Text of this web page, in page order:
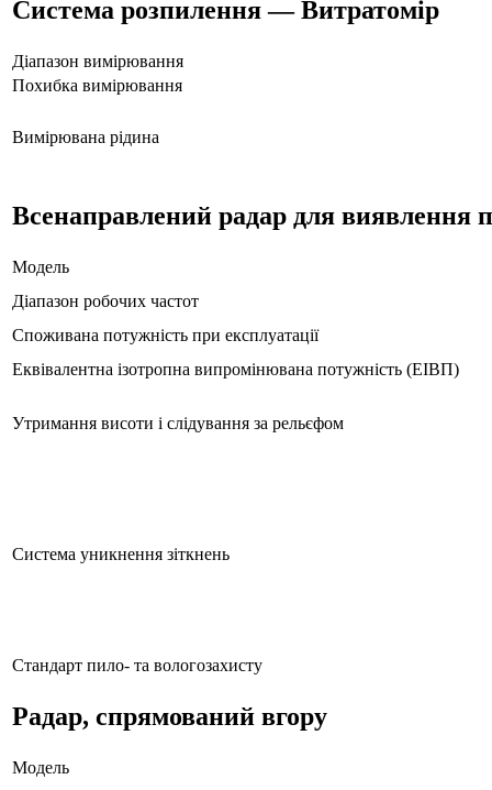
Система розпилення — Витратомір
Діапазон вимірювання
Похибка вимірювання
Вимірювана рідина
Всенаправлений радар для виявлення
Модель
Діапазон робочих частот
Споживана потужність при експлуатації
Еквівалентна ізотропна випромінювана потужність (ЕІВП)
Утримання висоти і слідування за рельєфом
Система уникнення зіткнень
Стандарт пило- та вологозахисту
Радар, спрямований вгору
Модель